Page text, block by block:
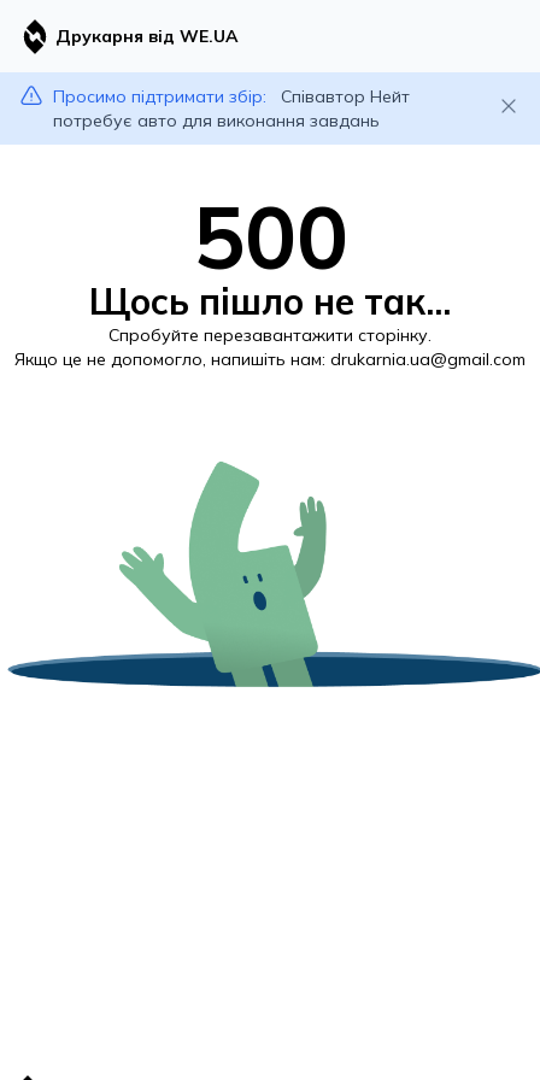
Друкарня від WE.UA
Просимо підтримати збір:
Співавтор Нейт
потребує авто для виконання завдань
500
Щось пішло не так...
Спробуйте перезавантажити сторінку.
Якщо це не допомогло, напишіть нам: drukarnia.ua@gmail.com